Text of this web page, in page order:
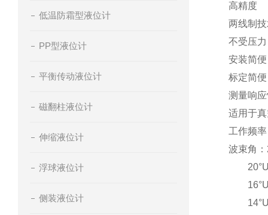
低温防霜型液位计
PP型液位计
平衡传动液位计
磁翻柱液位计
伸缩液位计
浮球液位计
侧装液位计
高精度
两线制
不受压
安装简
标定简便
测量响
适用于
工作频
波束角